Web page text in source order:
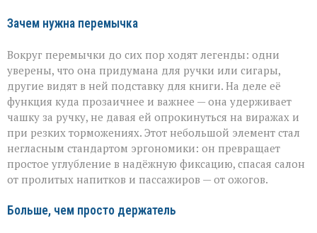
Зачем нужна перемычка
Вокруг перемычки до сих пор ходят легенды: одни
уверены, что она придумана для ручки или сигары,
другие видят в ней подставку для книги. На деле её
функция куда прозаичнее и важнее — она удерживает
чашку за ручку, не давая ей опрокинуться на виражах и
при резких торможениях. Этот небольшой элемент стал
негласным стандартом эргономики: он превращает
простое углубление в надёжную фиксацию, спасая салон
от пролитых напитков и пассажиров — от ожогов.
Больше, чем просто держатель